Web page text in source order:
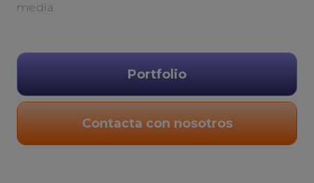
media
Portfolio
Contacta con nosotros